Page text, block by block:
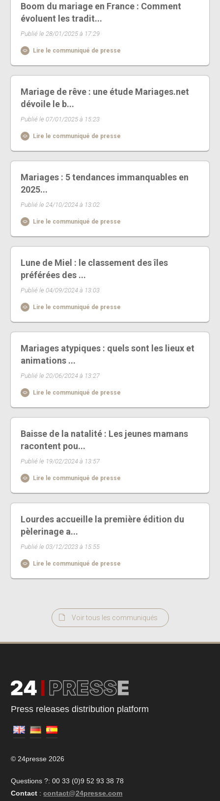
Boom du mariage en France : Comment
évoluent les tradit...
Publié le 28/01/2025 à 17:29
Lire le communiqué de presse
Mariage de rêve : une étude Mariages.net
dévoile le b...
Publié le 07/01/2025 à 15:23
Lire le communiqué de presse
Mariages : 5 tendances immanquables en
2025...
Publié le 24/10/2024 à 13:02
Lire le communiqué de presse
Lune de Miel : le classement des îles
préférées des ...
Publié le 04/09/2024 à 13:03
Lire le communiqué de presse
Mariages atypiques : quels sont les lieux et
animations ...
Publié le 20/06/2024 à 13:27
Lire le communiqué de presse
Baisse de la natalité : Les jeunes mamans
racontent pou...
Publié le 19/02/2024 à 13:57
Lire le communiqué de presse
Lourdes accueille la première édition du
pèlerinage a...
Publié le 03/12/2023 à 15:55
Lire le communiqué de presse
Voir tous les communiqués
Press releases distribution platform
© 24presse 2026
Questions ?: 00 33 (0)9 52 93 38 78
Contact : contact@24presse.com